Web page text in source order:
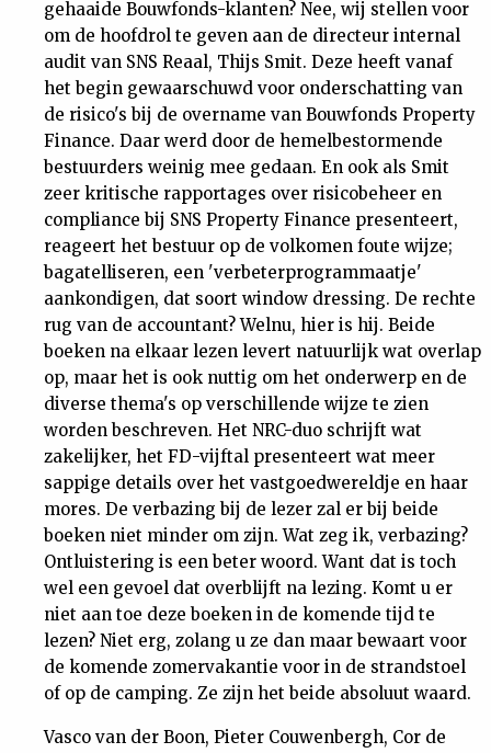
gehaaide Bouwfonds-klanten? Nee, wij stellen voor
om de hoofdrol te geven aan de directeur internal
audit van SNS Reaal, Thijs Smit. Deze heeft vanaf
het begin gewaarschuwd voor onderschatting van
de risico's bij de overname van Bouwfonds Property
Finance. Daar werd door de hemelbestormende
bestuurders weinig mee gedaan. En ook als Smit
zeer kritische rapportages over risicobeheer en
compliance bij SNS Property Finance presenteert,
reageert het bestuur op de volkomen foute wijze;
bagatelliseren, een 'verbeterprogrammaatje'
aankondigen, dat soort window dressing. De rechte
rug van de accountant? Welnu, hier is hij. Beide
boeken na elkaar lezen levert natuurlijk wat overlap
op, maar het is ook nuttig om het onderwerp en de
diverse thema's op verschillende wijze te zien
worden beschreven. Het NRC-duo schrijft wat
zakelijker, het FD-vijftal presenteert wat meer
sappige details over het vastgoedwereldje en haar
mores. De verbazing bij de lezer zal er bij beide
boeken niet minder om zijn. Wat zeg ik, verbazing?
Ontluistering is een beter woord. Want dat is toch
wel een gevoel dat overblijft na lezing. Komt u er
niet aan toe deze boeken in de komende tijd te
lezen? Niet erg, zolang u ze dan maar bewaart voor
de komende zomervakantie voor in de strandstoel
of op de camping. Ze zijn het beide absoluut waard.
Vasco van der Boon, Pieter Couwenbergh, Cor de